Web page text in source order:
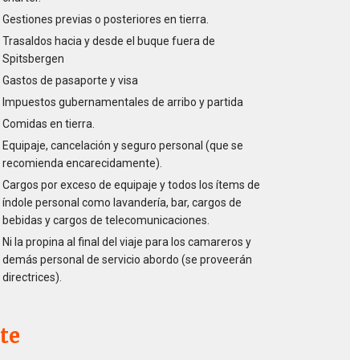
Gestiones previas o posteriores en tierra.
Trasaldos hacia y desde el buque fuera de
Spitsbergen
Gastos de pasaporte y visa
Impuestos gubernamentales de arribo y partida
Comidas en tierra.
Equipaje, cancelación y seguro personal (que se
recomienda encarecidamente).
Cargos por exceso de equipaje y todos los ítems de
índole personal como lavandería, bar, cargos de
bebidas y cargos de telecomunicaciones.
Ni la propina al final del viaje para los camareros y
demás personal de servicio abordo (se proveerán
directrices).